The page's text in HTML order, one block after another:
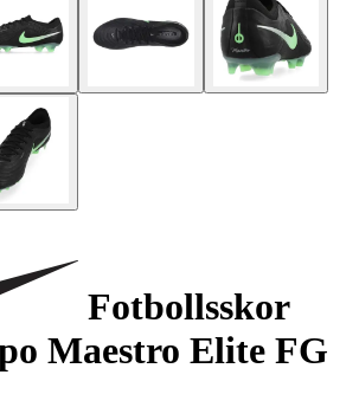
Fotbollsskor
Maestro Elite FG